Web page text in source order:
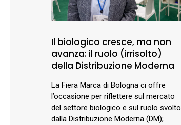
Il biologico cresce, ma non
avanza: il ruolo (irrisolto)
della Distribuzione Moderna
La Fiera Marca di Bologna ci offre
l’occasione per riflettere sul mercato
del settore biologico e sul ruolo svolto
dalla Distribuzione Moderna (DM);